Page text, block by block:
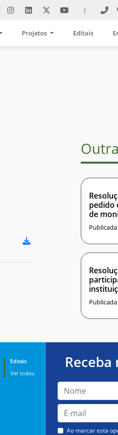
|
Projetos Editais
pedido
de
Editais
Ver todos
Ao marcar esta